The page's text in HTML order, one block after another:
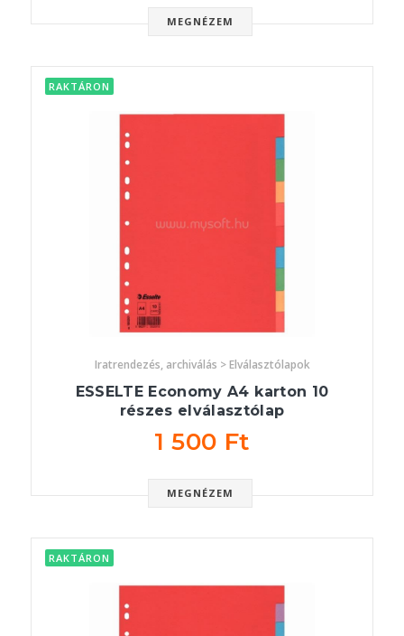
MEGNÉZEM
RAKTÁRON
Iratrendezés, archiválás > Elválasztólapok
ESSELTE Economy A4 karton 10
részes elválasztólap
1 500 Ft
MEGNÉZEM
RAKTÁRON